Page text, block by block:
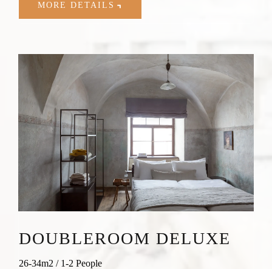
MORE DETAILS
DOUBLEROOM DELUXE
26-34m2 / 1-2 People